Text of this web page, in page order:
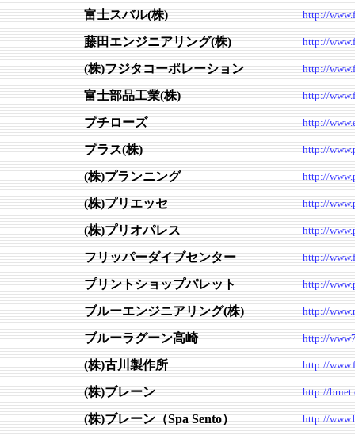
富士スバル(株) http://
藤田エンジニアリング(株) http://
(株)フジタコーポレーション http://
富士部品工業(株) http://
プチローズ http://
プラス(株) http://
(株)プランニング http://
(株)プリエッセ http://
(株)プリオパレス http://
フリッパーダイブセンター http://
プリントショップパレット http://
ブルーエンジニアリング(株) http://
ブルーラグーン高崎 http://
(株)古川製作所 http://
(株)ブレーン http://
(株)ブレーン（Spa Sento） http://